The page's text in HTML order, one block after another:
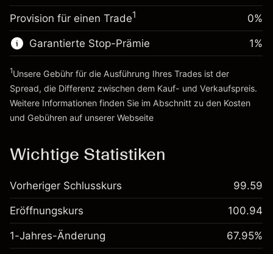
Zur Plattform
Positionsgröße mit Hebelwirkung
~$20,000.00
Geld aus Hebelwirkung ~ $
Zur Plattform
Provision für einen Trade1 0%
Garantierte Stop-Prämie 1%
1Unsere Gebühr für die Ausführung Ihres Trades ist der
Spread, die Differenz zwischen dem Kauf- und Verkaufspreis.
Weitere Informationen finden Sie im Abschnitt zu den Kosten
und Gebühren auf unserer Webseite
Wichtige Statistiken
Vorheriger Schlusskurs 99.59
Eröffnungskurs 100.94
1-Jahres-Änderung 67.95%